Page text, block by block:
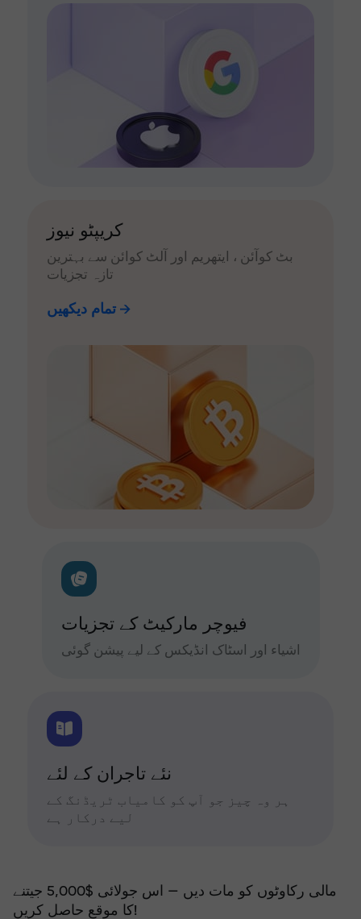
کریپٹو نیوز
بٹ کوآئن ، ایتھریم اور آلٹ کوائن سے بہترین
تازہ تجزیات
تمام دیکھیں
فیوچر مارکیٹ کے تجزیات
اشیاء اور اسٹاک انڈیکس کے لیے پیشن گوئی
نئے تاجران کے لئے
ہر وہ چیز جو آپ کو کامیاب ٹریڈنگ کے
لیے درکار ہے
مالی رکاوٹوں کو مات دیں — اس جولائی $5,000 جیتنے
کا موقع حاصل کریں!